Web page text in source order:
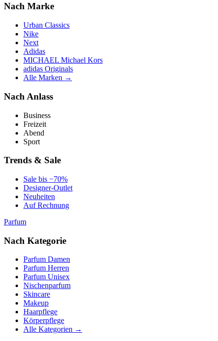
Nach Marke
Urban Classics
Nike
Next
Adidas
MICHAEL Michael Kors
adidas Originals
Alle Marken →
Nach Anlass
Business
Freizeit
Abend
Sport
Trends & Sale
Sale bis −70%
Designer-Outlet
Neuheiten
Auf Rechnung
Parfum
Nach Kategorie
Parfum Damen
Parfum Herren
Parfum Unisex
Nischenparfum
Skincare
Makeup
Haarpflege
Körperpflege
Alle Kategorien →